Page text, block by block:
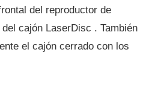
del reproductor de
cajón LaserDisc . También
el cajón cerrado con los